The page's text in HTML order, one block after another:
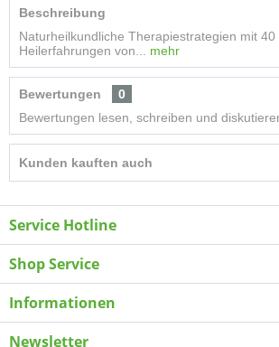
Beschreibung
Naturheilkundliche Therapiestrategien mit
Heilerfahrungen von...
mehr
Bewertungen
0
Bewertungen lesen, schreiben und
Kunden kauften auch
Service Hotline
Shop Service
Informationen
Newsletter